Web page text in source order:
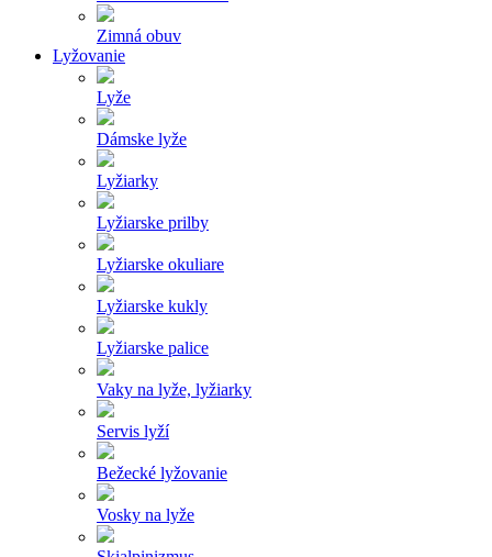
Zimná obuv
Lyžovanie
Lyže
Dámske lyže
Lyžiarky
Lyžiarske prilby
Lyžiarske okuliare
Lyžiarske kukly
Lyžiarske palice
Vaky na lyže, lyžiarky
Servis lyží
Bežecké lyžovanie
Vosky na lyže